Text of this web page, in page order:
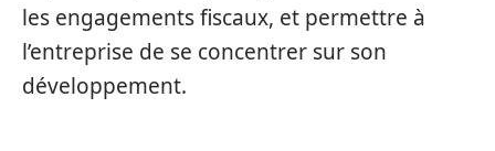
les engagements fiscaux, et permettre à
l’entreprise de se concentrer sur son
développement.